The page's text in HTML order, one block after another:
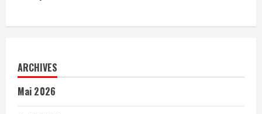
ARCHIVES
Mai 2026